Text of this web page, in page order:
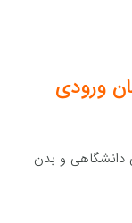
ورودی
دانشگاهی و بدن